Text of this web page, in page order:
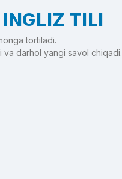
TILI
tortiladi.
darhol yangi savol chiqadi.